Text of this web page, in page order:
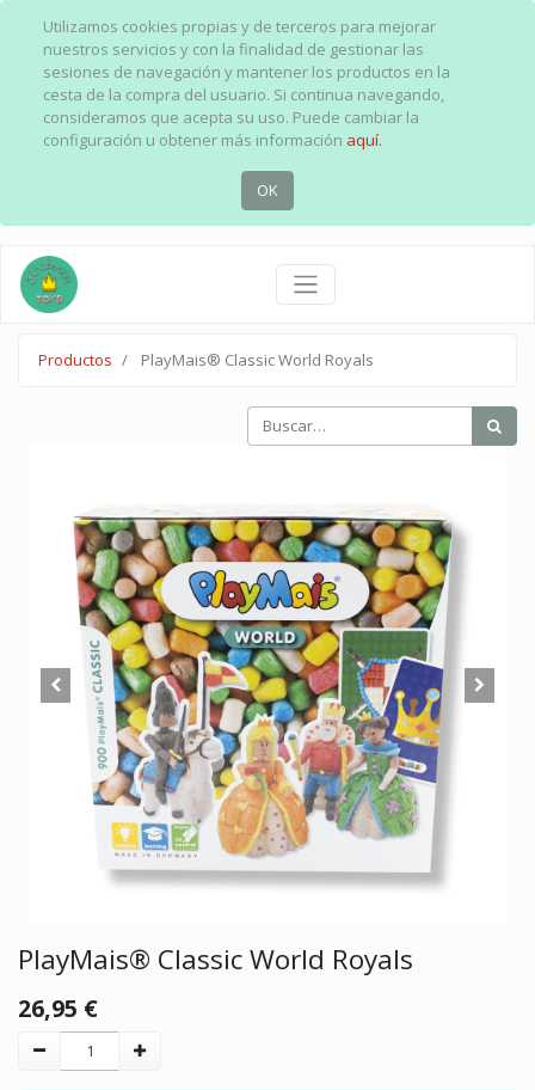
Utilizamos cookies propias y de terceros para mejorar
nuestros servicios y con la finalidad de gestionar las
sesiones de navegación y mantener los productos en la
cesta de la compra del usuario. Si continua navegando,
consideramos que acepta su uso. Puede cambiar la
configuración u obtener más información aquí.
OK
Productos PlayMais® Classic World Royals
PlayMais® Classic World Royals
26,95 €